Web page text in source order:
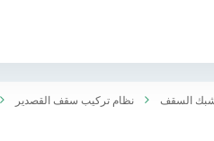
نظام تركيب سقف القصدير السقف